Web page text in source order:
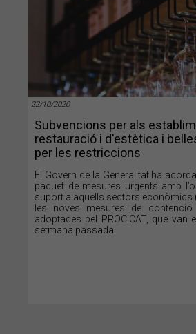
22/10/2020
Subvencions per als
restauració i d'estètica i
per les restriccions
El Govern de la Generalitat ha
paquet de mesures urgents amb
suport a aquells sectors econòmics
les noves mesures de
adoptades pel PROCICAT, que van
setmana passada.